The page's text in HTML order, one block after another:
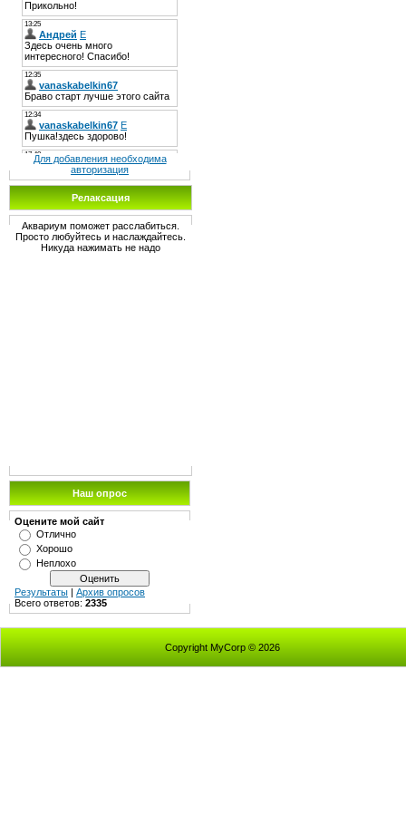
Для добавления необходима
авторизация
Релаксация
Аквариум поможет расслабиться.
Просто любуйтесь и наслаждайтесь.
Никуда нажимать не надо
Наш опрос
Оцените мой сайт
Отлично
Хорошо
Неплохо
Результаты | Архив опросов
Всего ответов: 2335
Copyright MyCorp © 2026